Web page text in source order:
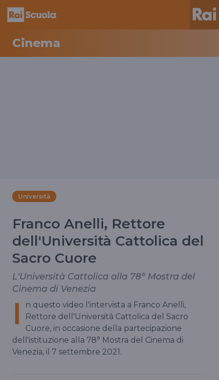
Cinema
Università
Franco Anelli, Rettore
dell'Università Cattolica del
Sacro Cuore
L'Università Cattolica alla 78° Mostra del
Cinema di Venezia
I
n questo video l'intervista a Franco Anelli,
Rettore dell'Università Cattolica del Sacro
Cuore, in occasione della partecipazione
dell'istituzione alla 78° Mostra del Cinema di
Venezia, il 7 settembre 2021.